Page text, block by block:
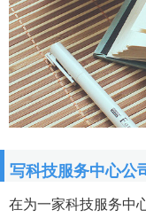
写科技服务中心公
在为一家科技服务中